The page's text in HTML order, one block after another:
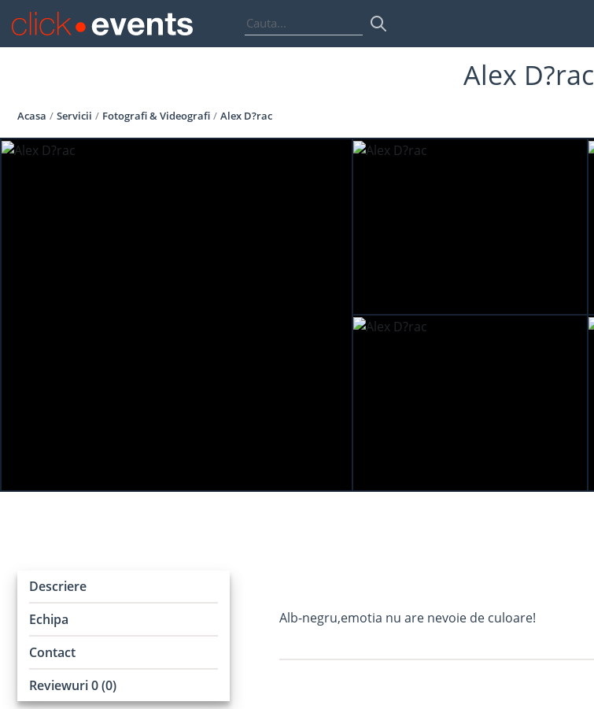
Alex D?rac
Acasa Servicii Fotografi & Videografi Alex D?rac
Descriere
Echipa
Contact
Reviewuri 0 (0)
Alb-negru,emotia nu are nevoie de culoare!